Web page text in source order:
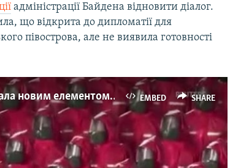
адміністрації Байдена відновити діалог.
що відкрита до дипломатії для
півострова, але не виявила готовності
EMBED SHARE
Колона в костюмах хімзахисту стала новим елементом парадів у Пхеньяні (відео)